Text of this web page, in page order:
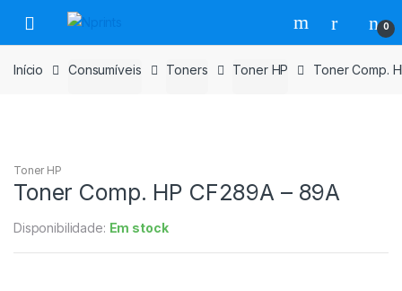
para
navegação
para
o
conteúdo
0
Início Consumíveis Toners Toner HP Toner Comp.
Toner HP
Toner Comp. HP CF289A – 89A
Disponibilidade: Em stock